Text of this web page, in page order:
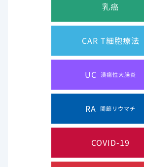
Gilead and the Gilead logo are trademarks of
© 2019 Gilead. All rights
乳癌
CAR T細胞療法
UC 潰瘍性大腸炎
RA 関節リウマチ
COVID-19